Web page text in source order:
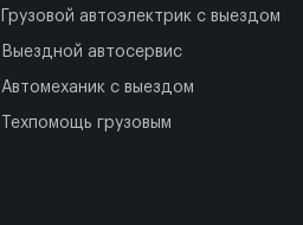
Грузовой автоэлектрик с выездом
Выездной автосервис
Автомеханик с выездом
Техпомощь грузовым